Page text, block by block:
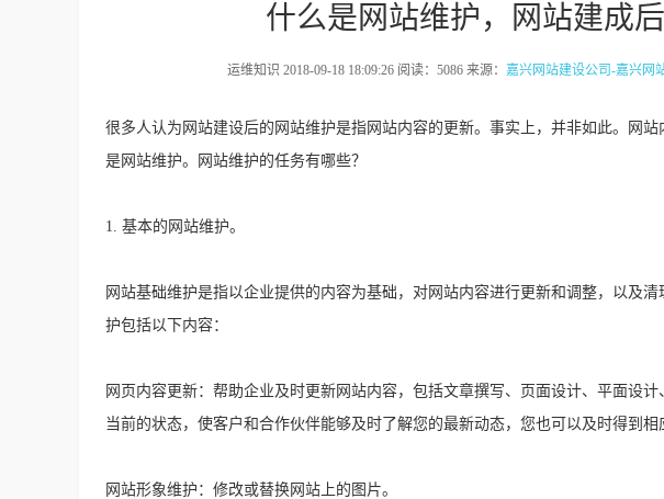
什么是网站维护，网站建成
运维知识 2018-09-18 18:09:26 阅读：5086 来源： 嘉兴网站建设公司-嘉兴网
很多人认为网站建设后的网站维护是指网站内容的更新。事实上，并非如此。网
是网站维护。网站维护的任务有哪些？
1. 基本的网站维护。
网站基础维护是指以企业提供的内容为基础，对网站内容进行更新和调整，以及
护包括以下内容：
网页内容更新：帮助企业及时更新网站内容，包括文章撰写、页面设计、平面设
当前的状态，使客户和合作伙伴能够及时了解您的最新动态，您也可以及时得到相
网站形象维护：修改或替换网站上的图片。